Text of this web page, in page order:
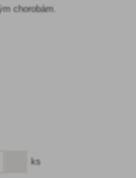
chorobám.
ks